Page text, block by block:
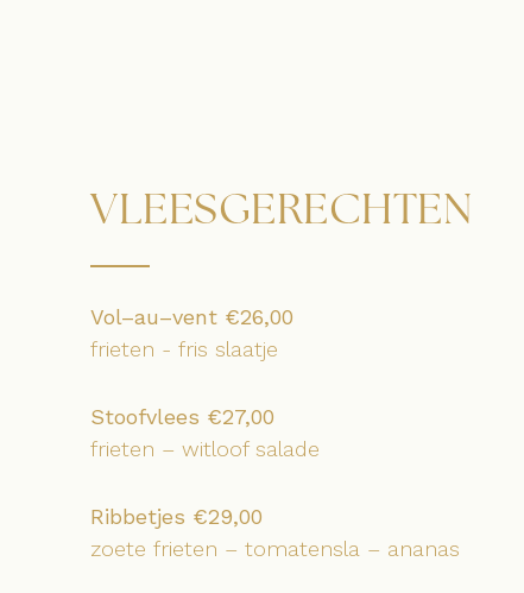
VLEESGERECHTEN
Vol–au–vent €26,00
frieten - fris slaatje
Stoofvlees €27,00
frieten – witloof salade
Ribbetjes €29,00
zoete frieten – tomatensla – ananas